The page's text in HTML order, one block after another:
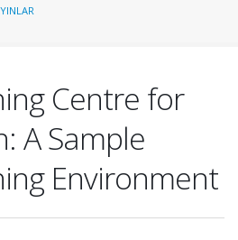
Centre for
A Sample
Environment